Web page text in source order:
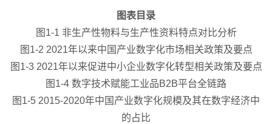
图表目录
图1-1 非生产性物料与生产性资料特点对比分析
图1-2 2021年以来中国产业数字化市场相关政策及要点
图1-3 2021年以来促进中小企业数字化转型相关政策及要点
图1-4 数字技术赋能工业品B2B平台全链路
图1-5 2015-2020年中国产业数字化规模及其在数字经济中
的占比